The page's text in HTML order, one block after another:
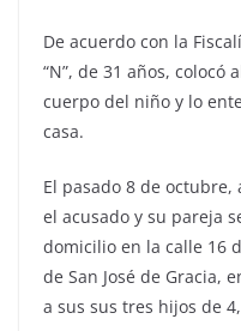
De acuerdo con la
“N”, de 31 años,
cuerpo del niño y lo
casa.
El pasado 8 de
el acusado y su pareja
domicilio en la calle 16
de San José de Gracia,
a sus sus tres hijos de